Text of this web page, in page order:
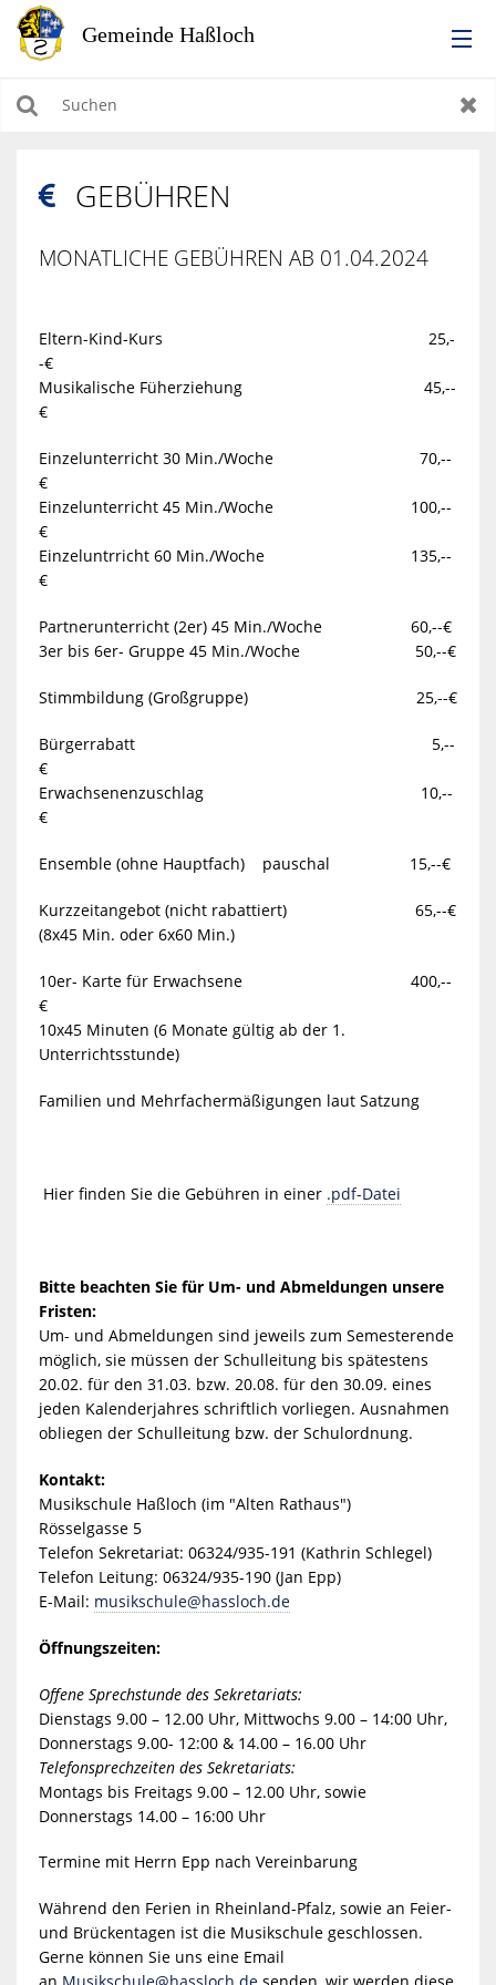
RATHAUS
TOURISMUS
 GEBÜHREN
MONATLICHE GEBÜHREN AB 01.04.2024
Eltern-Kind-Kurs 25,-
-€
Musikalische Füherziehung
45,--
€
Einzelunterricht 30 Min./Woche
70,--
€
Einzelunterricht 45 Min./Woche
100,--
€
Einzeluntrricht 60 Min./Woche
135,--
€
Partnerunterricht (2er) 45 Min./Woche 60,--€
3er bis 6er- Gruppe 45 Min./Woche
50,--€
Stimmbildung (Großgruppe) 25,--€
Bürgerrabatt
5,--
€
Erwachsenenzuschlag
10,--
€
Ensemble (ohne Hauptfach) pauschal 15,--€
Kurzzeitangebot (nicht rabattiert)
65,--€
(8x45 Min. oder 6x60 Min.)
10er- Karte für Erwachsene
400,--
€
10x45 Minuten (6 Monate gültig ab der 1.
Unterrichtsstunde)
Familien und Mehrfachermäßigungen laut Satzung
Hier finden Sie die Gebühren in einer .pdf-Datei
Bitte beachten Sie für Um- und Abmeldungen unsere
Fristen:
Um- und Abmeldungen sind jeweils zum Semesterende
möglich, sie müssen der Schulleitung bis spätestens
20.02. für den 31.03. bzw. 20.08. für den 30.09. eines
jeden Kalenderjahres schriftlich vorliegen. Ausnahmen
obliegen der Schulleitung bzw. der Schulordnung.
Kontakt:
Musikschule Haßloch (im "Alten Rathaus")
Rösselgasse 5
Telefon Sekretariat: 06324/935-191 (Kathrin Schlegel)
Telefon Leitung: 06324/935-190 (Jan Epp)
E-Mail: musikschule@hassloch.de
Öffnungszeiten:
Offene Sprechstunde des Sekretariats:
Dienstags 9.00 – 12.00 Uhr, Mittwochs 9.00 – 14:00 Uhr,
Donnerstags 9.00- 12:00 & 14.00 – 16.00 Uhr
Telefonsprechzeiten des Sekretariats:
Montags bis Freitags 9.00 – 12.00 Uhr, sowie
Donnerstags 14.00 – 16:00 Uhr
Termine mit Herrn Epp nach Vereinbarung
Während den Ferien in Rheinland-Pfalz, sowie an Feier-
und Brückentagen ist die Musikschule geschlossen.
Gerne können Sie uns eine Email